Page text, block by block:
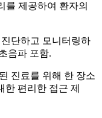
를 제공하여 환자의
단하고 모니터링하
음파 포함.
진료를 위해 한 장소
한 편리한 접근 제